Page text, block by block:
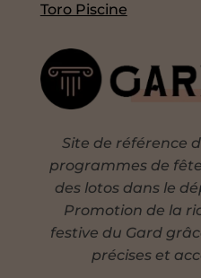
Toro Piscine
Site de référence
programmes de
des lotos dans le
Promotion de la
festive du Gard
précises et